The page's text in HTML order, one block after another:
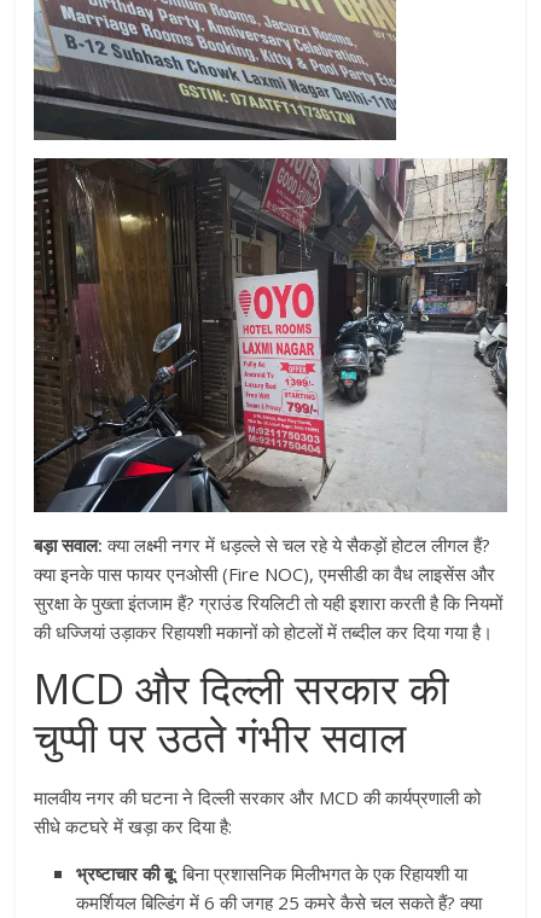
बड़ा सवाल: क्या लक्ष्मी नगर में धड़ल्ले से चल रहे ये सैकड़ों होटल लीगल हैं?
क्या इनके पास फायर एनओसी (Fire NOC), एमसीडी का वैध लाइसेंस और
सुरक्षा के पुख्ता इंतजाम हैं? ग्राउंड रियलिटी तो यही इशारा करती है कि नियमों
की धज्जियां उड़ाकर रिहायशी मकानों को होटलों में तब्दील कर दिया गया है।
MCD और दिल्ली सरकार की
चुप्पी पर उठते गंभीर सवाल
मालवीय नगर की घटना ने दिल्ली सरकार और MCD की कार्यप्रणाली को
सीधे कटघरे में खड़ा कर दिया है:
भ्रष्टाचार की बू: बिना प्रशासनिक मिलीभगत के एक रिहायशी या
कमर्शियल बिल्डिंग में 6 की जगह 25 कमरे कैसे चल सकते हैं? क्या